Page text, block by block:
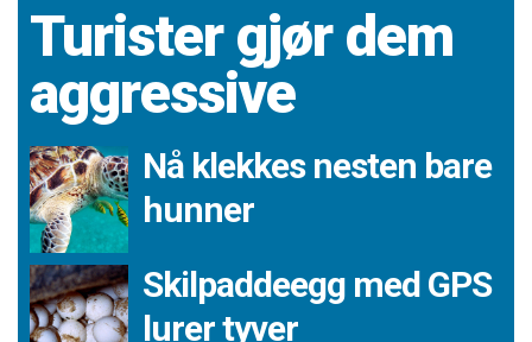
Turister gjør dem
aggressive
Nå klekkes nesten bare
hunner
Skilpaddeegg med GPS
lurer tyver